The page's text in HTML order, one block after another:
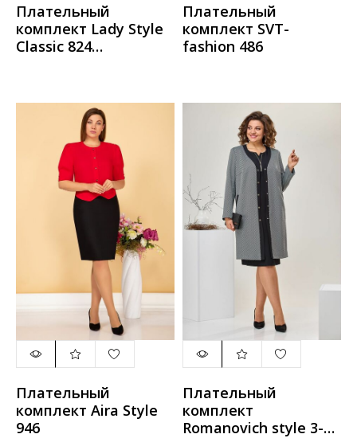
Плательный
комплект Lady Style
Classic 824
Плательный
комплект SVT-
fashion 486
Плательный
комплект Aira Style
946
Плательный
комплект
Romanovich style 3-